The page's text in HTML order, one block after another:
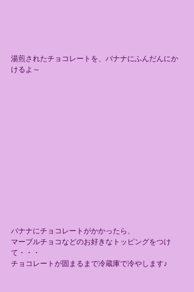
湯煎されたチョコレートを、バナナにふんだんにか
けるよ～
バナナにチョコレートがかかったら、
マーブルチョコなどのお好きなトッピングをつけ
て・・・
チョコレートが固まるまで冷蔵庫で冷やします♪